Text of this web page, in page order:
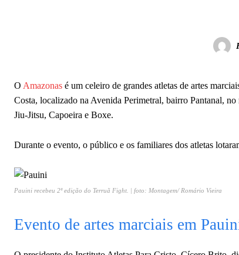
O Amazonas é um celeiro de grandes atletas de artes
Costa, localizado na Avenida Perimetral, bairro Pantanal,
Jiu-Jitsu, Capoeira e Boxe.
Durante o evento, o público e os familiares dos atletas
Pauini recebeu 2ª edição do Terruã Fight. | foto: Montagem/ Romário Vieira
Evento de artes marciais em